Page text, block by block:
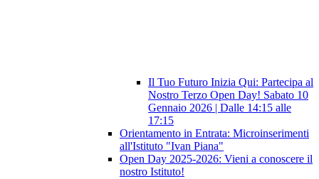
Il Tuo Futuro Inizia Qui: Partecipa al
Nostro Terzo Open Day! Sabato 10
Gennaio 2026 | Dalle 14:15 alle
17:15
Orientamento in Entrata: Microinserimenti
all'Istituto "Ivan Piana"
Open Day 2025-2026: Vieni a conoscere il
nostro Istituto!